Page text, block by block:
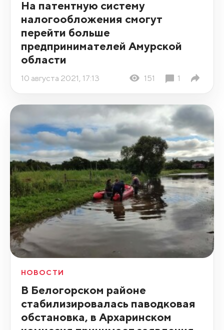
На патентную систему
налогообложения смогут
перейти больше
предпринимателей Амурской
области
10 августа 2021, 17:13 151 1
НОВОСТИ
В Белогорском районе
стабилизировалась паводковая
обстановка, в Архаринском